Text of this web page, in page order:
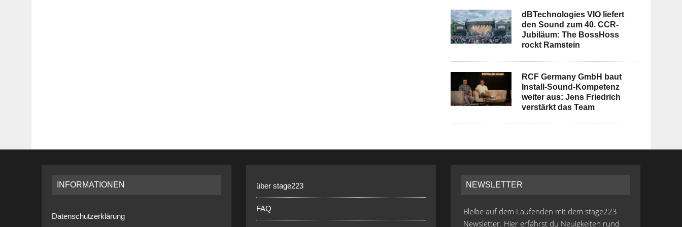
dBTechnologies VIO liefert
den Sound zum 40. CCR-
Jubiläum: The BossHoss
rockt Ramstein
RCF Germany GmbH baut
Install-Sound-Kompetenz
weiter aus: Jens Friedrich
verstärkt das Team
INFORMATIONEN
Datenschutzerklärung
über stage223
FAQ
NEWSLETTER
Bleibe auf dem Laufenden mit dem stage223
Newsletter. Hier erfährst du Neuigkeiten rund